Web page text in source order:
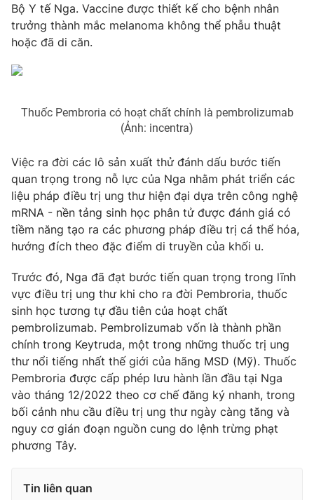
VTV Sức khoẻ Bất động sản
Liên hệ tòa soạn English
THỜI BÁO VTV
Theo dõi báo trên
Cơ quan chủ quản:Đài Truyền hình Việt Nam
Cơ quan báo chí:Thời báo VTV
Giấy phép hoạt động báo in và báo điện tử số 483/GP-BTTTT
cấp ngày 29/12/2023
Tổng Biên tập: Vũ Thanh Thủy
Phó Tổng Biên tập:
Tổng đài VTV:024.38 355 931 - 024.38 355 932
Bộ Y tế Nga. Vaccine được thiết kế cho bệnh nhân
trưởng thành mắc melanoma không thể phẫu thuật
hoặc đã di căn.
Thuốc Pembroria có hoạt chất chính là pembrolizumab
(Ảnh: incentra)
Việc ra đời các lô sản xuất thử đánh dấu bước tiến
quan trọng trong nỗ lực của Nga nhằm phát triển các
liệu pháp điều trị ung thư hiện đại dựa trên công nghệ
mRNA - nền tảng sinh học phân tử được đánh giá có
tiềm năng tạo ra các phương pháp điều trị cá thể hóa,
hướng đích theo đặc điểm di truyền của khối u.
Trước đó, Nga đã đạt bước tiến quan trọng trong lĩnh
vực điều trị ung thư khi cho ra đời Pembroria, thuốc
sinh học tương tự đầu tiên của hoạt chất
pembrolizumab. Pembrolizumab vốn là thành phần
chính trong Keytruda, một trong những thuốc trị ung
thư nổi tiếng nhất thế giới của hãng MSD (Mỹ). Thuốc
Pembroria được cấp phép lưu hành lần đầu tại Nga
vào tháng 12/2022 theo cơ chế đăng ký nhanh, trong
bối cảnh nhu cầu điều trị ung thư ngày càng tăng và
nguy cơ gián đoạn nguồn cung do lệnh trừng phạt
phương Tây.
Tin liên quan